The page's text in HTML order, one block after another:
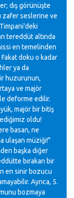
dış görünüşte
zafer seslerine ve
tereddüt altında
en temelinden
doku o kadar
ya da
huzurunun,
ve majör
deforme edilir.
majör bir bitiş
oldu!
basan, ne
ulaşan müziği!"
başka diğer
bırakan bir
en sinir bozucu
Ayrıca, 5.
bozmaya